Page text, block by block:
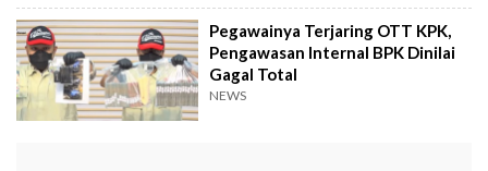
Pegawainya Terjaring OTT KPK,
Pengawasan Internal BPK Dinilai
Gagal Total
NEWS